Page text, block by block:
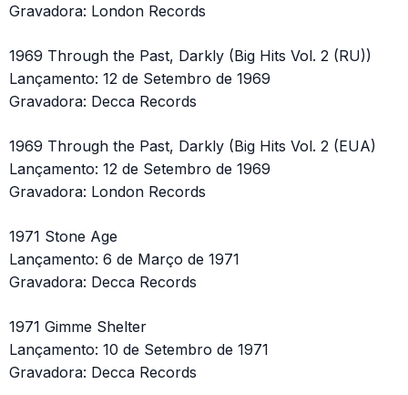
Gravadora: London Records
1969 Through the Past, Darkly (Big Hits Vol. 2 (RU))
Lançamento: 12 de Setembro de 1969
Gravadora: Decca Records
1969 Through the Past, Darkly (Big Hits Vol. 2 (EUA)
Lançamento: 12 de Setembro de 1969
Gravadora: London Records
1971 Stone Age
Lançamento: 6 de Março de 1971
Gravadora: Decca Records
1971 Gimme Shelter
Lançamento: 10 de Setembro de 1971
Gravadora: Decca Records